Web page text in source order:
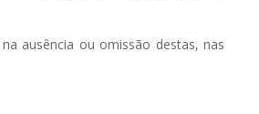
ausência ou omissão destas, nas